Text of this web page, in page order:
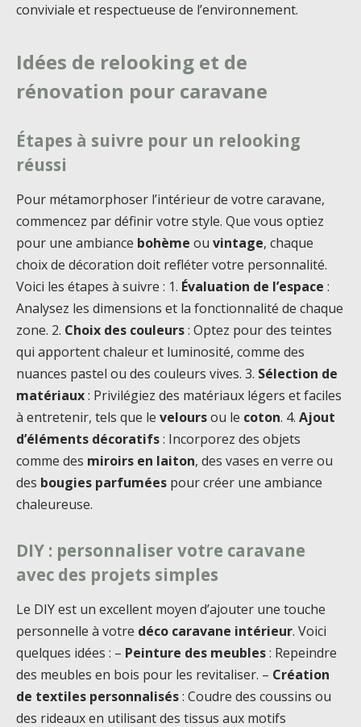
conviviale et respectueuse de l’environnement.
Idées de relooking et de
rénovation pour caravane
Étapes à suivre pour un relooking
réussi
Pour métamorphoser l’intérieur de votre caravane,
commencez par définir votre style. Que vous optiez
pour une ambiance bohème ou vintage, chaque
choix de décoration doit refléter votre personnalité.
Voici les étapes à suivre : 1. Évaluation de l’espace :
Analysez les dimensions et la fonctionnalité de chaque
zone. 2. Choix des couleurs: Optez pour des teintes
qui apportent chaleur et luminosité, comme des
nuances pastel ou des couleurs vives. 3. Sélection de
matériaux: Privilégiez des matériaux légers et faciles
à entretenir, tels que le veloursou le coton. 4. Ajout
d’éléments décoratifs: Incorporez des objets
comme des miroirs en laiton, des vases en verre ou
des bougies parfumées pour créer une ambiance
chaleureuse.
DIY : personnaliser votre caravane
avec des projets simples
Le DIY est un excellent moyen d’ajouter une touche
personnelle à votre déco caravane intérieur. Voici
quelques idées : – Peinture des meubles: Repeindre
des meubles en bois pour les revitaliser. – Création
de textiles personnalisés: Coudre des coussins ou
des rideaux en utilisant des tissus aux motifs